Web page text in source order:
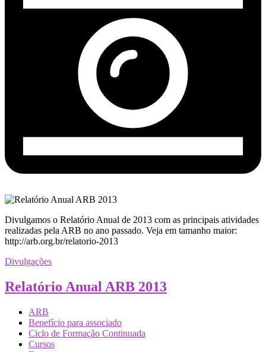
Divulgamos o Relatório Anual de 2013 com as principais atividades
realizadas pela ARB no ano passado. Veja em tamanho maior:
http://arb.org.br/relatorio-2013
Divulgações
Relatório Anual ARB 2013
ARB
Benefício para associado
Ciclo de Formação Continuada
Cursos